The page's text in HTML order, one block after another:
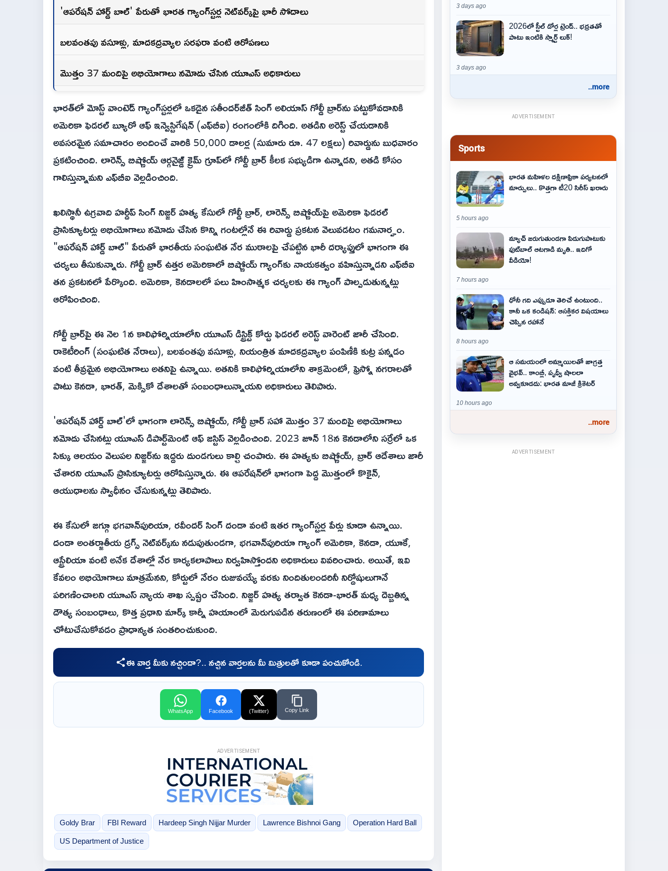
'ఆపరేషన్ హార్డ్ బాల్' పేరుతో భారత గ్యాంగ్‌స్టర్ల నెట్‌వర్క్‌పై భారీ సోదాలు
బలవంతపు వసూళ్లు, మాదకద్రవ్యాల సరఫరా వంటి ఆరోపణలు
మొత్తం 37 మందిపై అభియోగాలు నమోదు చేసిన యూఎస్ అధికారులు
భారత్‌లో మోస్ట్ వాంటెడ్ గ్యాంగ్‌స్టర్లలో ఒకడైన సతీందర్‌జీత్ సింగ్ అలియాస్ గోల్డీ బ్రార్‌ను పట్టుకోవడానికి
అమెరికా ఫెడరల్ బ్యూరో ఆఫ్ ఇన్వెస్టిగేషన్ (ఎఫ్‌బీఐ) రంగంలోకి దిగింది. అతడిని అరెస్ట్ చేయడానికి
అవసరమైన సమాచారం అందించే వారికి 50,000 డాలర్ల (సుమారు రూ. 47 లక్షలు) రివార్డును బుధవారం
ప్రకటించింది. లారెన్స్ బిష్ణోయ్ ఆర్గనైజ్డ్ క్రైమ్ గ్రూప్‌లో గోల్డీ బ్రార్ కీలక సభ్యుడిగా ఉన్నాడని, అతడి కోసం
గాలిస్తున్నామని ఎఫ్‌బీఐ వెల్లడించింది.
ఖలిస్థానీ ఉగ్రవాది హర్దీప్ సింగ్ నిజ్జర్ హత్య కేసులో గోల్డీ బ్రార్, లారెన్స్ బిష్ణోయ్‌పై అమెరికా ఫెడరల్
ప్రాసిక్యూటర్లు అభియోగాలు నమోదు చేసిన కొన్ని గంటల్లోనే ఈ రివార్డు ప్రకటన వెలువడటం గమనార్హం.
"ఆపరేషన్ హార్డ్ బాల్" పేరుతో భారతీయ సంఘటిత నేర ముఠాలపై చేపట్టిన భారీ దర్యాప్తులో భాగంగా ఈ
చర్యలు తీసుకున్నారు. గోల్డీ బ్రార్ ఉత్తర అమెరికాలో బిష్ణోయ్ గ్యాంగ్‌కు నాయకత్వం వహిస్తున్నాడని ఎఫ్‌బీఐ
తన ప్రకటనలో పేర్కొంది. అమెరికా, కెనడాలలో పలు హింసాత్మక చర్యలకు ఈ గ్యాంగ్ పాల్పడుతున్నట్లు
ఆరోపించింది.
గోల్డీ బ్రార్‌పై ఈ నెల‌ 1న కాలిఫోర్నియాలోని యూఎస్ డిస్ట్రిక్ట్ కోర్టు ఫెడరల్ అరెస్ట్ వారెంట్ జారీ చేసింది.
రాకెటీరింగ్ (సంఘటిత నేరాలు), బలవంతపు వసూళ్లు, నియంత్రిత మాదకద్రవ్యాల పంపిణీకి కుట్ర పన్నడం
వంటి తీవ్రమైన అభియోగాలు అతనిపై ఉన్నాయి. అతనికి కాలిఫోర్నియాలోని శాక్రమెంటో, ఫ్రెస్నో నగరాలతో
పాటు కెనడా, భారత్, మెక్సికో దేశాలతో సంబంధాలున్నాయని అధికారులు తెలిపారు.
'ఆపరేషన్ హార్డ్ బాల్'లో భాగంగా లారెన్స్ బిష్ణోయ్, గోల్డీ బ్రార్‌ సహా మొత్తం 37 మందిపై అభియోగాలు
నమోదు చేసినట్లు యూఎస్ డిపార్ట్‌మెంట్ ఆఫ్ జస్టిస్ వెల్లడించింది. 2023 జూన్ 18న కెనడాలోని సర్రేలో ఒక
సిక్కు ఆలయం వెలుపల నిజ్జర్‌ను ఇద్దరు దుండగులు కాల్చి చంపారు. ఈ హత్యకు బిష్ణోయ్, బ్రార్ ఆదేశాలు జారీ
చేశారని యూఎస్ ప్రాసిక్యూటర్లు ఆరోపిస్తున్నారు. ఈ ఆపరేషన్‌లో భాగంగా పెద్ద మొత్తంలో కొకైన్,
ఆయుధాలను స్వాధీనం చేసుకున్నట్లు తెలిపారు.
ఈ కేసులో జగ్గూ భగవాన్‌పురియా, రవీందర్ సింగ్ దండా వంటి ఇతర గ్యాంగ్‌స్టర్ల పేర్లు కూడా ఉన్నాయి.
దండా అంతర్జాతీయ డ్రగ్స్ నెట్‌వర్క్‌ను నడుపుతుండగా, భగవాన్‌పురియా గ్యాంగ్ అమెరికా, కెనడా, యూకే,
ఆస్ట్రేలియా వంటి అనేక దేశాల్లో నేర కార్యకలాపాలు నిర్వహిస్తోందని అధికారులు వివరించారు. అయితే, ఇవి
కేవలం అభియోగాలు మాత్రమేనని, కోర్టులో నేరం రుజువయ్యే వరకు నిందితులందరినీ నిర్దోషులుగానే
పరిగణించాలని యూఎస్ న్యాయ శాఖ స్పష్టం చేసింది. నిజ్జర్ హత్య తర్వాత కెనడా-భారత్ మధ్య దెబ్బతిన్న
దౌత్య సంబంధాలు, కొత్త ప్రధాని మార్క్ కార్నీ హయాంలో మెరుగుపడిన తరుణంలో ఈ పరిణామాలు
చోటుచేసుకోవడం ప్రాధాన్యత సంతరించుకుంది.
ఈ వార్త మీకు నచ్చిందా?.. నచ్చిన వార్తలను మీ మిత్రులతో కూడా పంచుకోండి.
WhatsApp Facebook (Twitter) Copy Link
ADVERTISEMENT
Goldy Brar FBI Reward Hardeep Singh Nijjar Murder Lawrence Bishnoi Gang Operation Hard Ball
US Department of Justice
3 days ago
2026లో స్టీల్ డోర్ల ట్రెండ్.. భద్రతతో
పాటు ఇంటికి స్మార్ట్ లుక్!
3 days ago
..more
ADVERTISEMENT
Sports
భారత మహిళల దక్షిణాఫ్రికా పర్యటనలో
మార్పులు.. కొత్తగా టీ20 సిరీస్ ఖరారు
5 hours ago
మ్యాచ్ జరుగుతుండగా పిడుగుపాటుకు
ఫుట్‌బాల్ ఆటగాడి మృతి.. ఇదిగో
వీడియో!
7 hours ago
ధోనీ గది ఎప్పుడూ తెరిచే ఉంటుంది..
కానీ ఒక కండిషన్: ఆసక్తికర విషయాలు
చెప్పిన రహానే
8 hours ago
ఆ స‌మ‌యంలో అమ్మాయిల‌తో జాగ్ర‌త్త‌
వైభ‌వ్‌.. కాంబ్లీ, పృథ్వీ షాలలా
అవ్వ‌కూడ‌దు: భార‌త మాజీ క్రికెట‌ర్‌
10 hours ago
..more
ADVERTISEMENT